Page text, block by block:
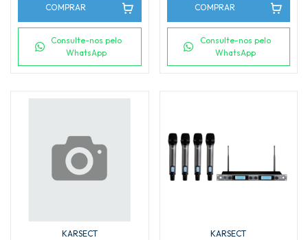
COMPRAR
Consulte-nos pelo
WhatsApp
COMPRAR
Consulte-nos pelo
WhatsApp
KARSECT KARSECT